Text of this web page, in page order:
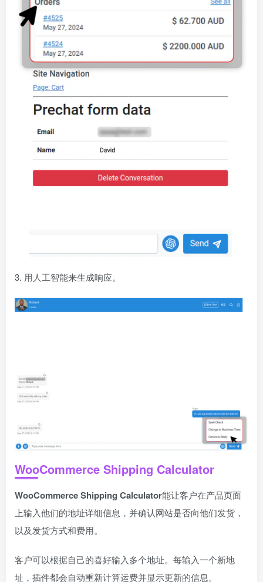
3. 用人工智能来生成响应。
WooCommerce Shipping Calculator
WooCommerce Shipping Calculator能让客户在产品页面
上输入他们的地址详细信息，并确认网站是否向他们发货，
以及发货方式和费用。
客户可以根据自己的喜好输入多个地址。每输入一个新地
址，插件都会自动重新计算运费并显示更新的信息。